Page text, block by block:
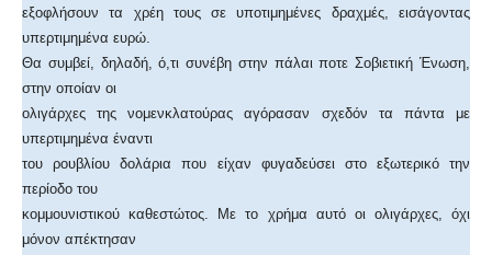
εξοφλήσουν τα χρέη τους σε υποτιμημένες δραχμές, εισάγοντας
υπερτιμημένα ευρώ.
Θα συμβεί, δηλαδή, ό,τι συνέβη στην πάλαι ποτε Σοβιετική Ένωση,
στην οποίαν οι
ολιγάρχες της νομενκλατούρας αγόρασαν σχεδόν τα πάντα με
υπερτιμημένα έναντι
του ρουβλίου δολάρια που είχαν φυγαδεύσει στο εξωτερικό την
περίοδο του
κομμουνιστικού καθεστώτος. Με το χρήμα αυτό οι ολιγάρχες, όχι
μόνον απέκτησαν